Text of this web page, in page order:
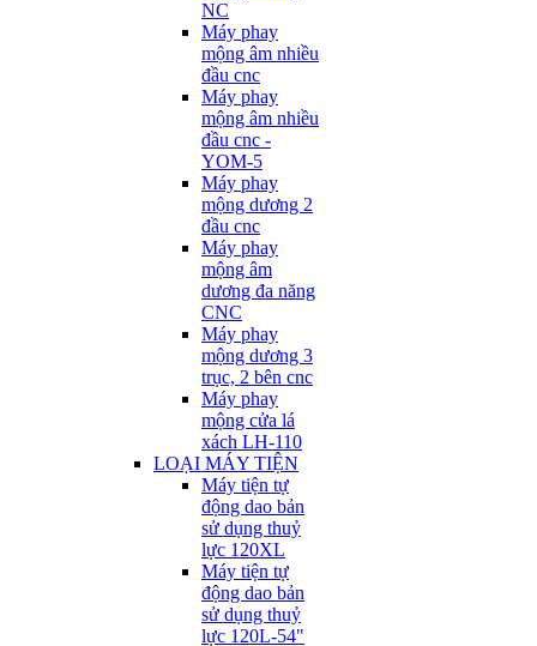
NC
Máy phay
mộng âm nhiều
đầu cnc
Máy phay
mộng âm nhiều
đầu cnc -
YOM-5
Máy phay
mộng dương 2
đầu cnc
Máy phay
mộng âm
dương đa năng
CNC
Máy phay
mộng dương 3
trục, 2 bên cnc
Máy phay
mộng cửa lá
xách LH-110
LOẠI MÁY TIỆN
Máy tiện tự
động dao bản
sử dụng thuỷ
lực 120XL
Máy tiện tự
động dao bản
sử dụng thuỷ
lực 120L-54"